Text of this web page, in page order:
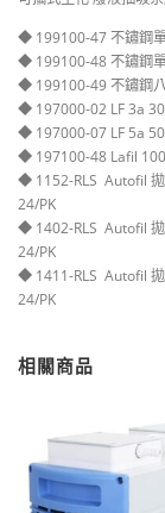
◆ 199100-47 不鏽鋼
◆ 199100-48 不鏽鋼
◆ 199100-49 不鏽鋼
◆ 197000-02 LF 3a
◆ 197000-07 LF 5a
◆ 197100-48 Lafil
◆ 1152-RLS Autofil
24/PK
◆ 1402-RLS Autofil
24/PK
◆ 1411-RLS Autofil
24/PK
相關商品